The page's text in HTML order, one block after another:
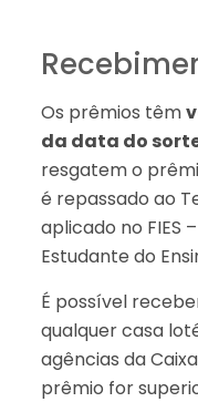
Os prêmios têm
da data do
resgatem o
é repassado ao
aplicado no FIES
Estudante do
É possível
qualquer casa
agências da
prêmio for